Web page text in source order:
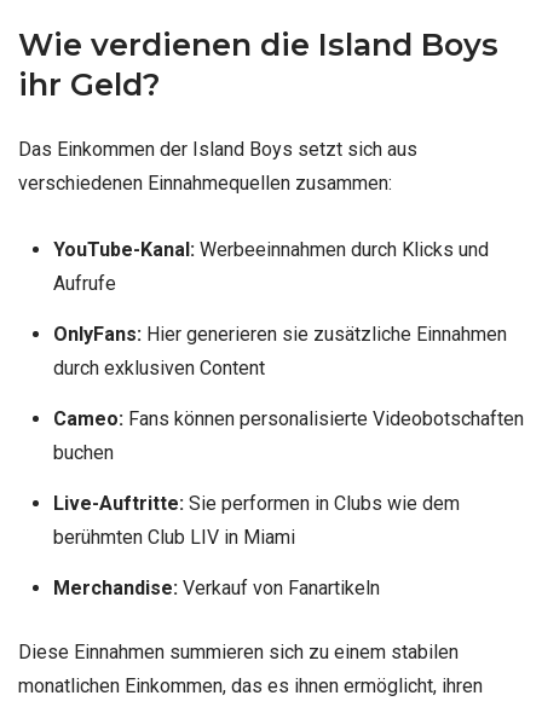
Wie verdienen die Island Boys
ihr Geld?
Das Einkommen der Island Boys setzt sich aus
verschiedenen Einnahmequellen zusammen:
YouTube-Kanal: Werbeeinnahmen durch Klicks und
Aufrufe
OnlyFans:Hier generieren sie zusätzliche Einnahmen
durch exklusiven Content
Cameo:Fans können personalisierte Videobotschaften
buchen
Live-Auftritte:Sie performen in Clubs wie dem
berühmten Club LIV in Miami
Merchandise: Verkauf von Fanartikeln
Diese Einnahmen summieren sich zu einem stabilen
monatlichen Einkommen, das es ihnen ermöglicht, ihren